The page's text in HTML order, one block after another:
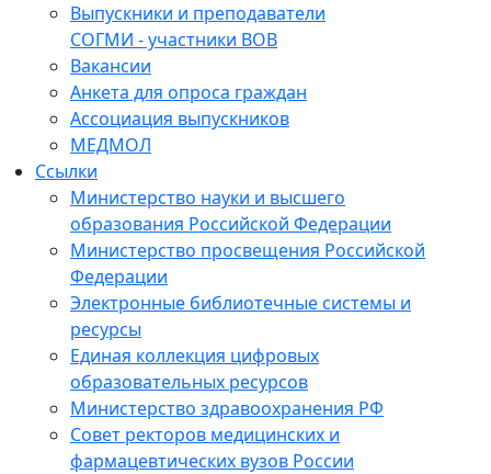
Выпускники и преподаватели
СОГМИ - участники ВОВ
Вакансии
Анкета для опроса граждан
Ассоциация выпускников
МЕДМОЛ
Ссылки
Министерство науки и высшего
образования Российской Федерации
Министерство просвещения Российской
Федерации
Электронные библиотечные системы и
ресурсы
Единая коллекция цифровых
образовательных ресурсов
Министерство здравоохранения РФ
Совет ректоров медицинских и
фармацевтических вузов России